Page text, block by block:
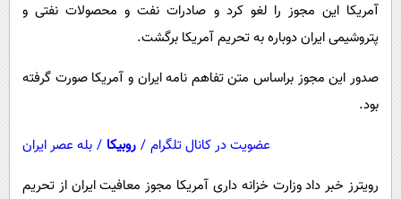
فرهنگی
اجتماعی
حیات وحش
آمریکا این مجوز را لغو کرد و صادرات نفت و محصولات نفتی و
پتروشیمی ایران دوباره به تحریم آمریکا برگشت.
صدور این مجوز براساس متن تفاهم نامه ایران و آمریکا صورت گرفته
بود.
عضویت در کانال تلگرام / روبیکا / بله عصر ایران
رویترز خبر داد وزارت خزانه داری آمریکا مجوز معافیت ایران از تحریم